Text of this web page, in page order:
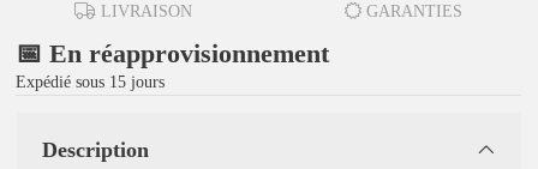
LIVRAISON GARANTIES
📅 En réapprovisionnement
Expédié sous 15 jours
Description